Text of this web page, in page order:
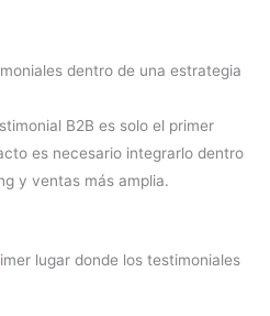
dentro de una estrategia
B2B es solo el primer
es necesario integrarlo dentro
y ventas más amplia.
lugar donde los testimoniales